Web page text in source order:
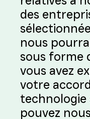
des
nous
sous forme
vous avez
votre
technologie
pouvez